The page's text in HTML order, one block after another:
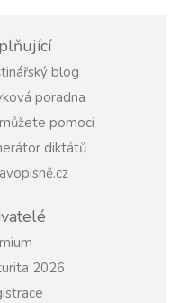
blog
poradna
pomoci
diktátů
2026